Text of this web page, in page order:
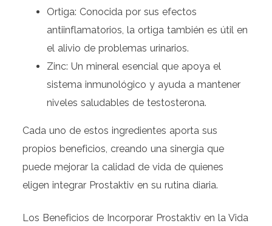
Ortiga: Conocida por sus efectos
antiinflamatorios, la ortiga también es útil en
el alivio de problemas urinarios.
Zinc: Un mineral esencial que apoya el
sistema inmunológico y ayuda a mantener
niveles saludables de testosterona.
Cada uno de estos ingredientes aporta sus
propios beneficios, creando una sinergia que
puede mejorar la calidad de vida de quienes
eligen integrar Prostaktiv en su rutina diaria.
Los Beneficios de Incorporar Prostaktiv en la Vida